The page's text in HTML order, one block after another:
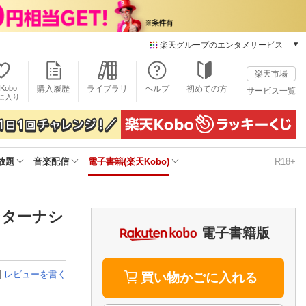
楽天グループのエンタメサービス
本/ゲーム/CD/DVD
楽天ブックス
電子書籍
楽天Kobo
雑誌読み放題
楽天ミュージック
楽天TV
動画配信ガイド
Rakuten PLAY
Rチャンネル
入り
購入履歴 ライブラリ ヘルプ 初めての方
楽天市場
サービス一覧
題 音楽配信 電子書籍(楽天Kobo) R18+
ーナシ
レビューを書く
電子書籍版
買い物かごに入れる